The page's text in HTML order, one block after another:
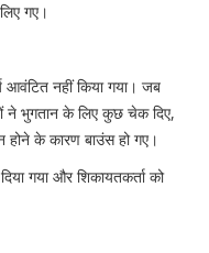
गए।
नहीं किया गया। जब
ने भुगतान के लिए कुछ चेक दिए,
होने के कारण बाउंस हो गए।
गया और शिकायतकर्ता को